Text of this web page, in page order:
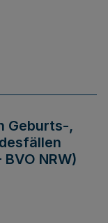
Geburts-,
NRW)